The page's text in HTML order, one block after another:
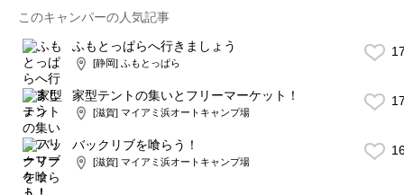
このキャンパーの人気記事
ふもとっぱらへ行きましょう
[静岡] ふもとっぱら
家型テントの集いとフリーマーケット！
[滋賀] マイアミ浜オートキャンプ場
バックリブを喰らう！
[滋賀] マイアミ浜オートキャンプ場